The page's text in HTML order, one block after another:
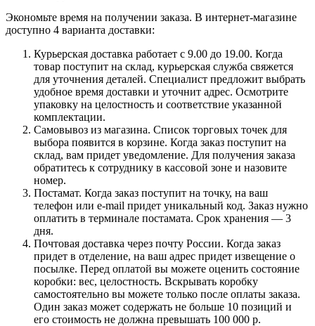
Экономьте время на получении заказа. В интернет-магазине
доступно 4 варианта доставки:
Курьерская доставка работает с 9.00 до 19.00. Когда
товар поступит на склад, курьерская служба свяжется
для уточнения деталей. Специалист предложит выбрать
удобное время доставки и уточнит адрес. Осмотрите
упаковку на целостность и соответствие указанной
комплектации.
Самовывоз из магазина. Список торговых точек для
выбора появится в корзине. Когда заказ поступит на
склад, вам придет уведомление. Для получения заказа
обратитесь к сотруднику в кассовой зоне и назовите
номер.
Постамат. Когда заказ поступит на точку, на ваш
телефон или e-mail придет уникальный код. Заказ нужно
оплатить в терминале постамата. Срок хранения — 3
дня.
Почтовая доставка через почту России. Когда заказ
придет в отделение, на ваш адрес придет извещение о
посылке. Перед оплатой вы можете оценить состояние
коробки: вес, целостность. Вскрывать коробку
самостоятельно вы можете только после оплаты заказа.
Один заказ может содержать не больше 10 позиций и
его стоимость не должна превышать 100 000 р.